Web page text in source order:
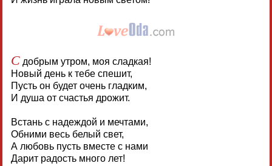
Сдобрым утром, моя сладкая!
Новый день к тебе спешит,
Пусть он будет очень гладким,
И душа от счастья дрожит.
Встань с надеждой и мечтами,
Обними весь белый свет,
А любовь пусть вместе с нами
Дарит радость много лет!